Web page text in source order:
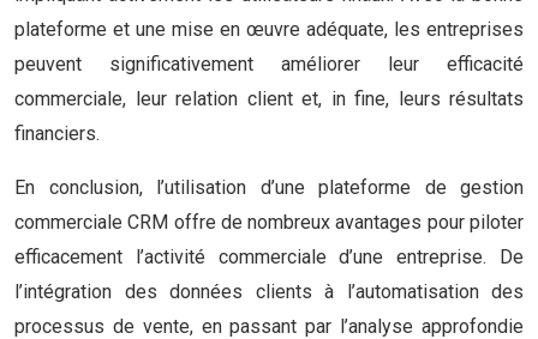
plateforme et une mise en œuvre adéquate, les entreprises
peuvent significativement améliorer leur efficacité
commerciale, leur relation client et, in fine, leurs résultats
financiers.
En conclusion, l’utilisation d’une plateforme de gestion
commerciale CRM offre de nombreux avantages pour piloter
efficacement l’activité commerciale d’une entreprise. De
l’intégration des données clients à l’automatisation des
processus de vente, en passant par l’analyse approfondie